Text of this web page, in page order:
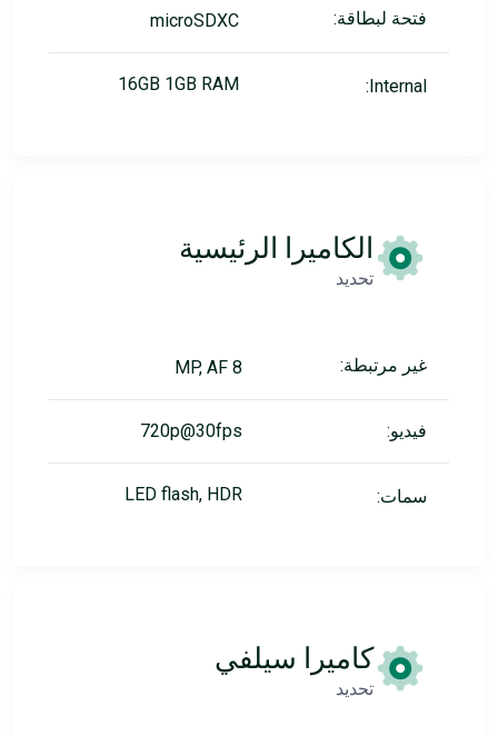
فتحة لبطاقة: microSDXC
Internal:
16GB 1GB RAM
الكاميرا الرئيسية
تحديد
غير مرتبطة: 8 MP, AF
فيديو: 720p@30fps
سمات: LED flash, HDR
كاميرا سيلفي
تحديد